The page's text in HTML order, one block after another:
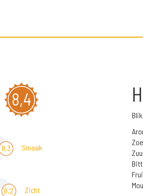
8,4
8,3 Smaak
8,2 Zicht